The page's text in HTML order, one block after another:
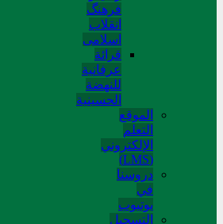
فرهنگ
انقلاب
اسلامی
قرائة
عرفانیة
للنهضة
الحسینیة
الموقع
التعلم
الإلکتروني
(LMS)
دروسنا
في
يوتيوب
التسجيل